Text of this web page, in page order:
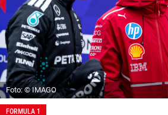
Foto: © IMAGO
FORMULA 1